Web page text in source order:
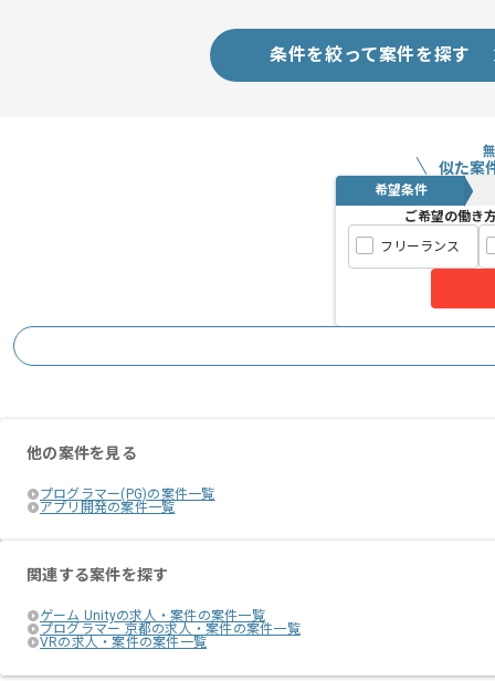
条件を絞って案件を探す
似た案
希望条件
ご希望の働き
フリーランス
他の案件を見る
プログラマー(PG)の案件一覧
アプリ開発の案件一覧
関連する案件を探す
ゲーム Unityの求人・案件の案件一覧
プログラマー 京都の求人・案件の案件一覧
VRの求人・案件の案件一覧